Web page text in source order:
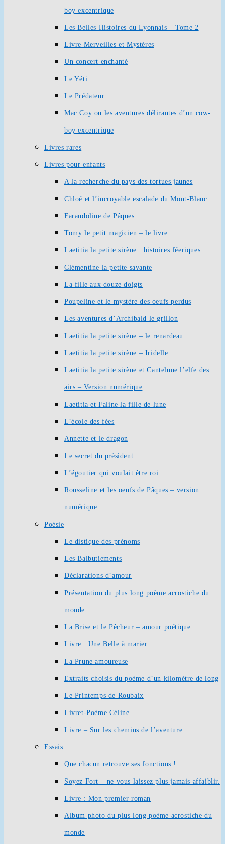
boy excentrique
Les Belles Histoires du Lyonnais – Tome 2
Livre Merveilles et Mystères
Un concert enchanté
Le Yéti
Le Prédateur
Mac Coy ou les aventures délirantes d’un cow-
boy excentrique
Livres rares
Livres pour enfants
A la recherche du pays des tortues jaunes
Chloé et l’incroyable escalade du Mont-Blanc
Farandoline de Pâques
Tomy le petit magicien – le livre
Laetitia la petite sirène : histoires féeriques
Clémentine la petite savante
La fille aux douze doigts
Poupeline et le mystère des oeufs perdus
Les aventures d’Archibald le grillon
Laetitia la petite sirène – le renardeau
Laetitia la petite sirène – Iridelle
Laetitia la petite sirène et Cantelune l’elfe des
airs – Version numérique
Laetitia et Faline la fille de lune
L’école des fées
Annette et le dragon
Le secret du président
L’égoutier qui voulait être roi
Rousseline et les oeufs de Pâques – version
numérique
Poésie
Le distique des prénoms
Les Balbutiements
Déclarations d’amour
Présentation du plus long poème acrostiche du
monde
La Brise et le Pêcheur – amour poétique
Livre : Une Belle à marier
La Prune amoureuse
Extraits choisis du poème d’un kilomètre de long
Le Printemps de Roubaix
Livret-Poème Céline
Livre – Sur les chemins de l’aventure
Essais
Que chacun retrouve ses fonctions !
Soyez Fort – ne vous laissez plus jamais affaiblir.
Livre : Mon premier roman
Album photo du plus long poème acrostiche du
monde